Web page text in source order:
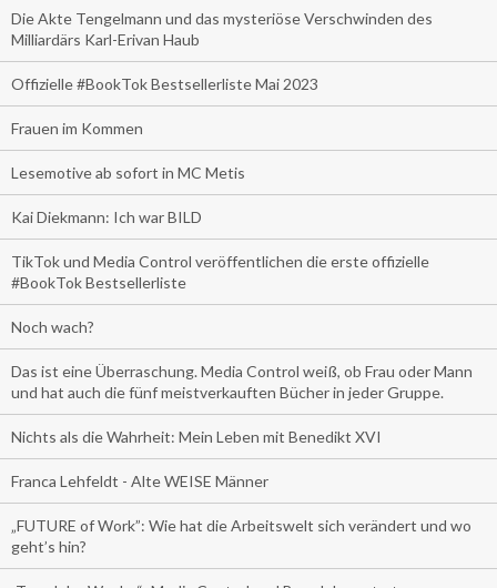
Die Akte Tengelmann und das mysteriöse Verschwinden des
Milliardärs Karl-Erivan Haub
Offizielle #BookTok Bestsellerliste Mai 2023
Frauen im Kommen
Lesemotive ab sofort in MC Metis
Kai Diekmann: Ich war BILD
TikTok und Media Control veröffentlichen die erste offizielle
#BookTok Bestsellerliste
Noch wach?
Das ist eine Überraschung. Media Control weiß, ob Frau oder Mann
und hat auch die fünf meistverkauften Bücher in jeder Gruppe.
Nichts als die Wahrheit: Mein Leben mit Benedikt XVI
Franca Lehfeldt - Alte WEISE Männer
„FUTURE of Work”: Wie hat die Arbeitswelt sich verändert und wo
geht’s hin?